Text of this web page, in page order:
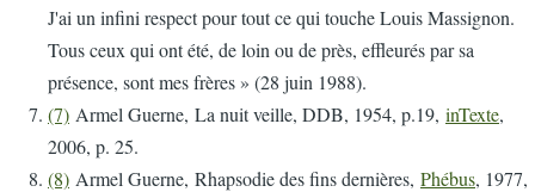
J'ai un infini respect pour tout ce qui touche Louis Massignon.
Tous ceux qui ont été, de loin ou de près, effleurés par sa
présence, sont mes frères » (28 juin 1988).
(7) Armel Guerne, La nuit veille, DDB, 1954, p.19, inTexte,
2006, p. 25.
(8) Armel Guerne, Rhapsodie des fins dernières, Phébus, 1977,